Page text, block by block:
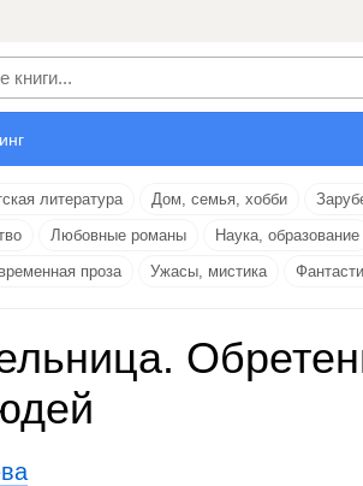
литература Дом, семья, хобби
Любовные романы Наука, образование
проза Ужасы, мистика